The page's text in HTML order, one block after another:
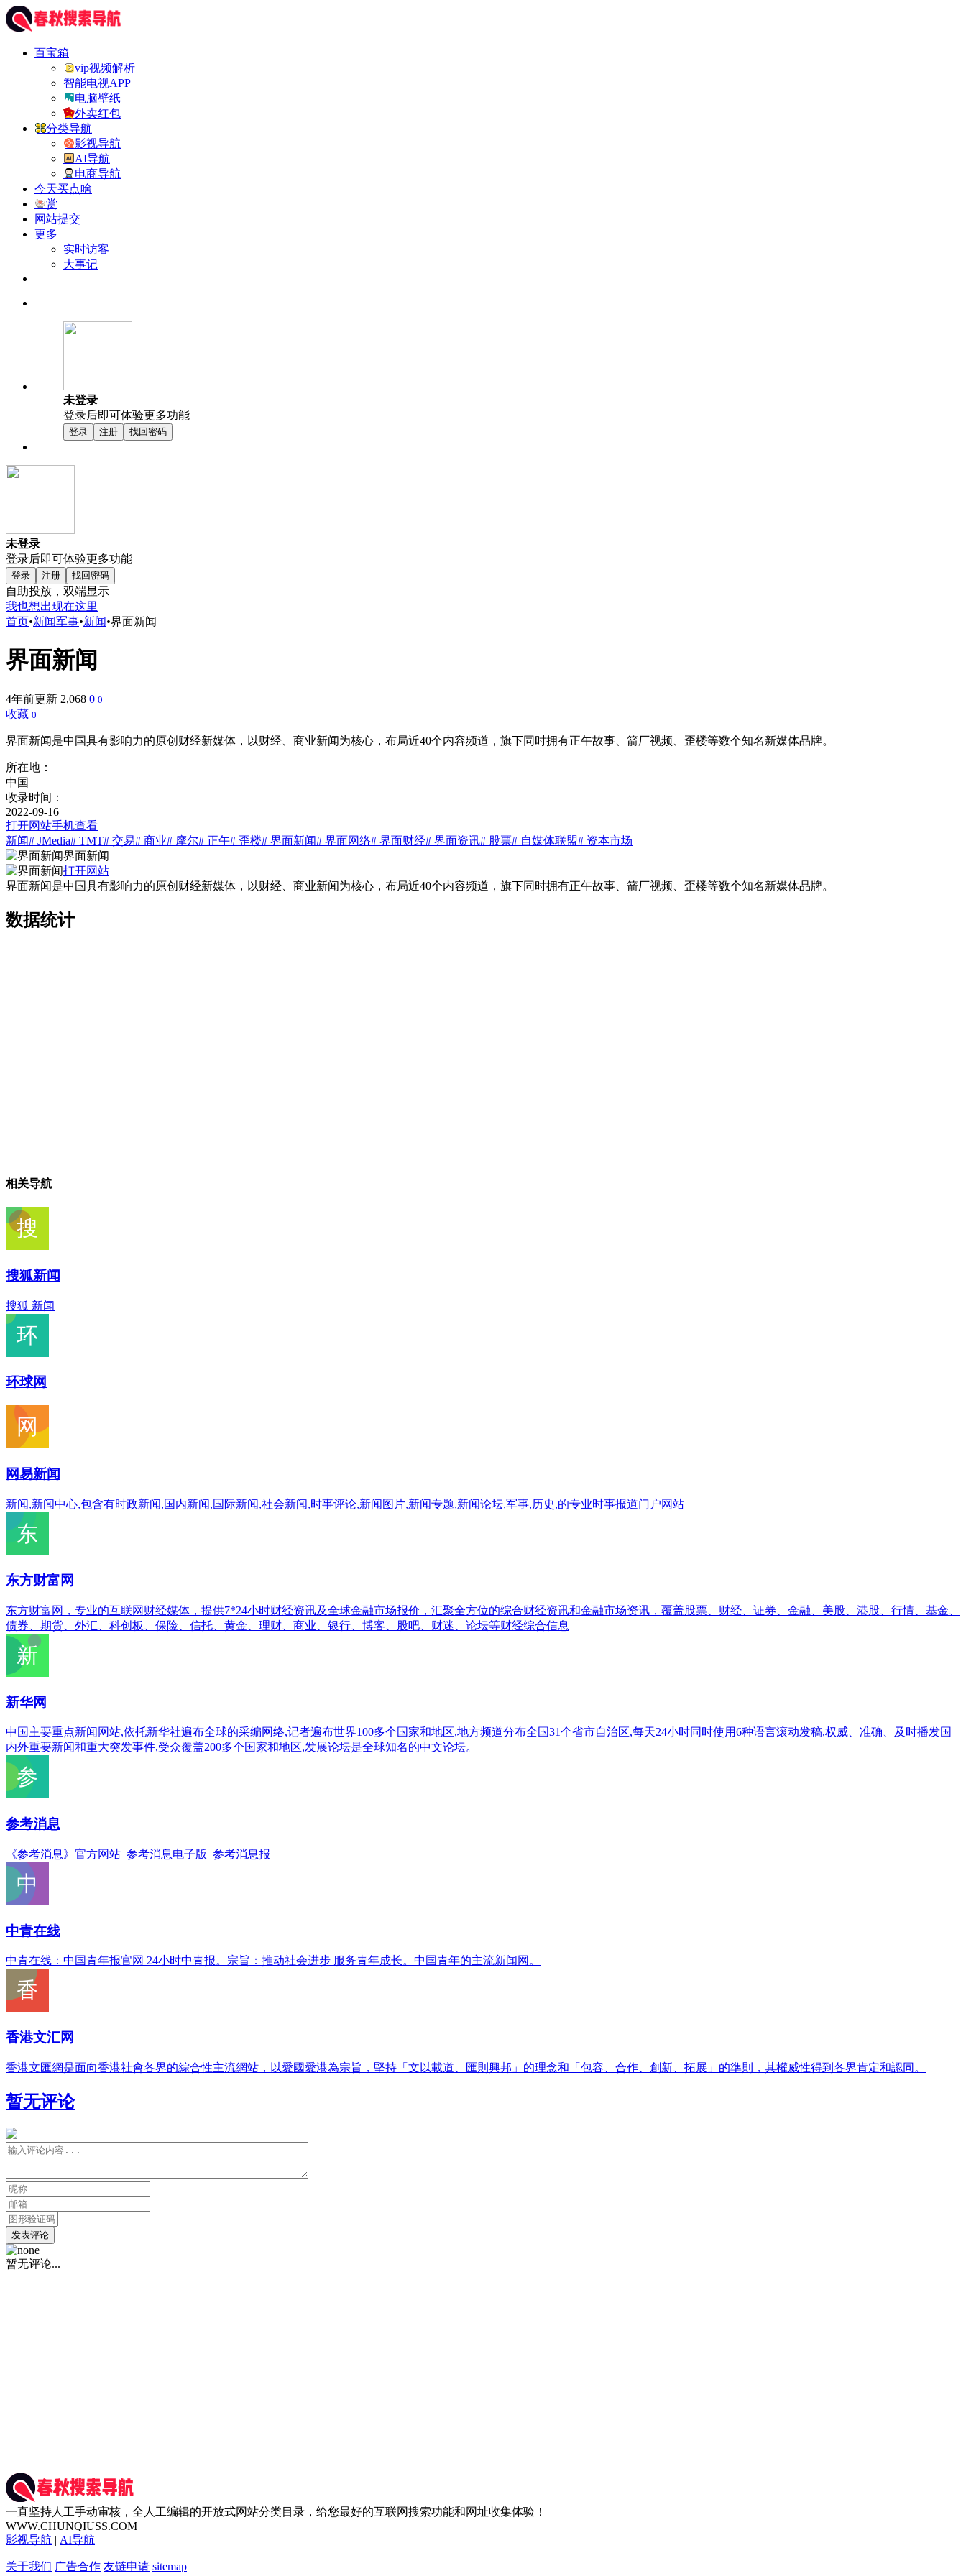
百宝箱
vip视频解析
智能电视APP
电脑壁纸
外卖红包
分类导航
影视导航
AI导航
电商导航
今天买点啥
赏
网站提交
更多
实时访客
大事记
未登录
登录后即可体验更多功能
登录 注册 找回密码
未登录
登录后即可体验更多功能
登录 注册 找回密码
自助投放，双端显示
我也想出现在这里
首页•新闻军事•新闻•界面新闻
界面新闻
4年前更新 2,068 0 0
收藏 0
界面新闻是中国具有影响力的原创财经新媒体，以财经、商业新闻为核心，布局近40个内容频道，旗下同时拥有正午故事、箭厂视频、歪楼等数个知名新媒体品牌。
所在地：
中国
收录时间：
2022-09-16
打开网站手机查看
新闻# JMedia# TMT# 交易# 商业# 摩尔# 正午# 歪楼# 界面新闻# 界面网络# 界面财经# 界面资讯# 股票# 自媒体联盟# 资本市场
界面新闻
打开网站
界面新闻是中国具有影响力的原创财经新媒体，以财经、商业新闻为核心，布局近40个内容频道，旗下同时拥有正午故事、箭厂视频、歪楼等数个知名新媒体品牌。
数据统计
相关导航
搜狐新闻
搜狐 新闻
环球网
网易新闻
新闻,新闻中心,包含有时政新闻,国内新闻,国际新闻,社会新闻,时事评论,新闻图片,新闻专题,新闻论坛,军事,历史,的专业时事报道门户网站
东方财富网
东方财富网，专业的互联网财经媒体，提供7*24小时财经资讯及全球金融市场报价，汇聚全方位的综合财经资讯和金融市场资讯，覆盖股票、财经、证券、金融、美股、港股、行情、基金、
债券、期货、外汇、科创板、保险、信托、黄金、理财、商业、银行、博客、股吧、财迷、论坛等财经综合信息
新华网
中国主要重点新闻网站,依托新华社遍布全球的采编网络,记者遍布世界100多个国家和地区,地方频道分布全国31个省市自治区,每天24小时同时使用6种语言滚动发稿,权威、准确、及时播发国
内外重要新闻和重大突发事件,受众覆盖200多个国家和地区,发展论坛是全球知名的中文论坛。
参考消息
《参考消息》官方网站_参考消息电子版_参考消息报
中青在线
中青在线：中国青年报官网 24小时中青报。宗旨：推动社会进步 服务青年成长。中国青年的主流新闻网。
香港文汇网
香港文匯網是面向香港社會各界的綜合性主流網站，以愛國愛港為宗旨，堅持「文以載道、匯則興邦」的理念和「包容、合作、創新、拓展」的準則，其權威性得到各界肯定和認同。
暂无评论
发表评论
暂无评论...
一直坚持人工手动审核，全人工编辑的开放式网站分类目录，给您最好的互联网搜索功能和网址收集体验！
WWW.CHUNQIUSS.COM
影视导航 | AI导航
关于我们 广告合作 友链申请 sitemap